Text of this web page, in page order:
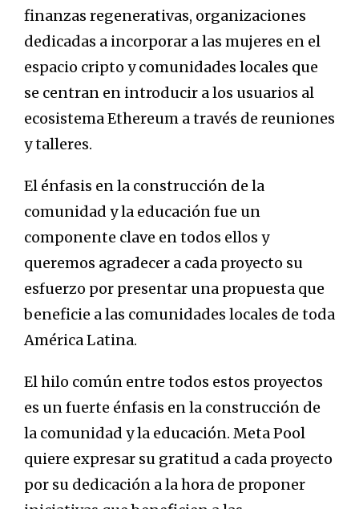
finanzas regenerativas, organizaciones
dedicadas a incorporar a las mujeres en el
espacio cripto y comunidades locales que
se centran en introducir a los usuarios al
ecosistema Ethereum a través de reuniones
y talleres.
El énfasis en la construcción de la
comunidad y la educación fue un
componente clave en todos ellos y
queremos agradecer a cada proyecto su
esfuerzo por presentar una propuesta que
beneficie a las comunidades locales de toda
América Latina.
El hilo común entre todos estos proyectos
es un fuerte énfasis en la construcción de
la comunidad y la educación. Meta Pool
quiere expresar su gratitud a cada proyecto
por su dedicación a la hora de proponer